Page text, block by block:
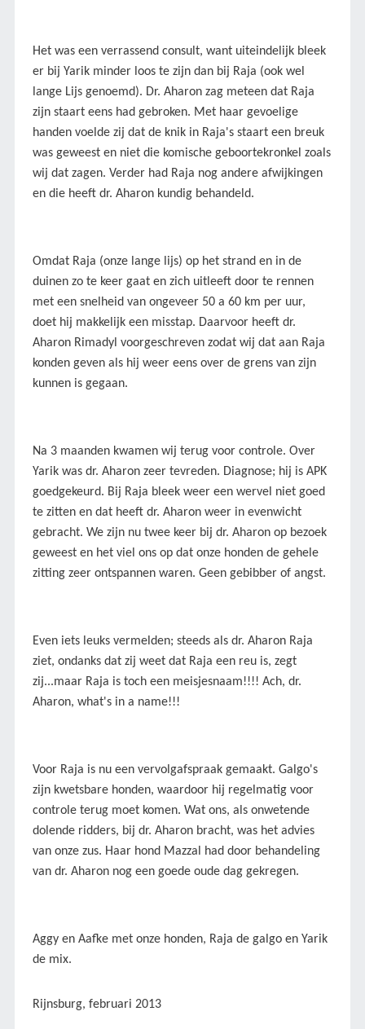
Het was een verrassend consult, want uiteindelijk bleek
er bij Yarik minder loos te zijn dan bij Raja (ook wel
lange Lijs genoemd). Dr. Aharon zag meteen dat Raja
zijn staart eens had gebroken. Met haar gevoelige
handen voelde zij dat de knik in Raja's staart een breuk
was geweest en niet die komische geboortekronkel zoals
wij dat zagen. Verder had Raja nog andere afwijkingen
en die heeft dr. Aharon kundig behandeld.
Omdat Raja (onze lange lijs) op het strand en in de
duinen zo te keer gaat en zich uitleeft door te rennen
met een snelheid van ongeveer 50 a 60 km per uur,
doet hij makkelijk een misstap. Daarvoor heeft dr.
Aharon Rimadyl voorgeschreven zodat wij dat aan Raja
konden geven als hij weer eens over de grens van zijn
kunnen is gegaan.
Na 3 maanden kwamen wij terug voor controle. Over
Yarik was dr. Aharon zeer tevreden. Diagnose; hij is APK
goedgekeurd. Bij Raja bleek weer een wervel niet goed
te zitten en dat heeft dr. Aharon weer in evenwicht
gebracht. We zijn nu twee keer bij dr. Aharon op bezoek
geweest en het viel ons op dat onze honden de gehele
zitting zeer ontspannen waren. Geen gebibber of angst.
Even iets leuks vermelden; steeds als dr. Aharon Raja
ziet, ondanks dat zij weet dat Raja een reu is, zegt
zij...maar Raja is toch een meisjesnaam!!!! Ach, dr.
Aharon, what's in a name!!!
Voor Raja is nu een vervolgafspraak gemaakt. Galgo's
zijn kwetsbare honden, waardoor hij regelmatig voor
controle terug moet komen. Wat ons, als onwetende
dolende ridders, bij dr. Aharon bracht, was het advies
van onze zus. Haar hond Mazzal had door behandeling
van dr. Aharon nog een goede oude dag gekregen.
Aggy en Aafke met onze honden, Raja de galgo en Yarik
de mix.
Rijnsburg, februari 2013